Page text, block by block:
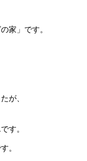
家」です。
が、
す。
。